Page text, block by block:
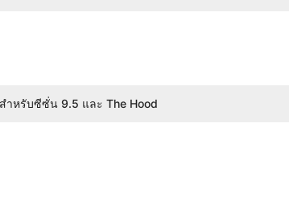
ำหรับซีซั่น 9.5 และ The Hood